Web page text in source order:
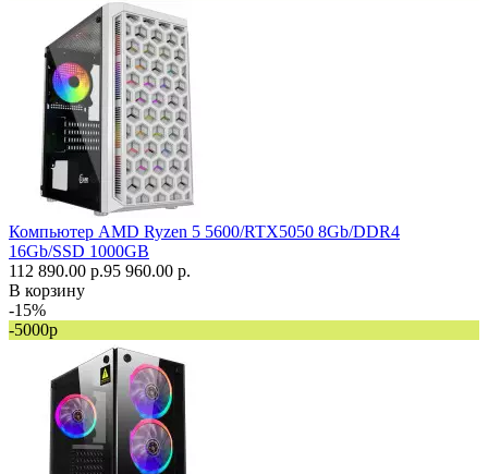
Компьютер AMD Ryzen 5 5600/RTX5050 8Gb/DDR4
16Gb/SSD 1000GB
112 890.00 р.95 960.00 р.
В корзину
-15%
-5000р